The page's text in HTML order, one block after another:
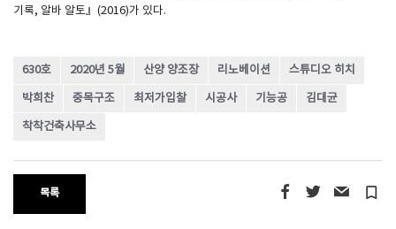
기록, 알바 알토』(2016)가 있다.
630호 2020년 5월 산양 양조장 리노베이션 스튜디오 히치
박희찬 중목구조 최저가입찰 시공사 기능공 김대균
착착건축사무소
목록 turned_in_not